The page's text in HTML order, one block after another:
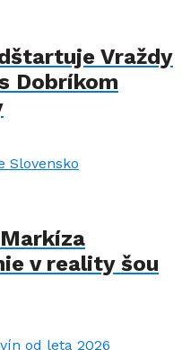
Vraždy
Dobríkom
v reality šou